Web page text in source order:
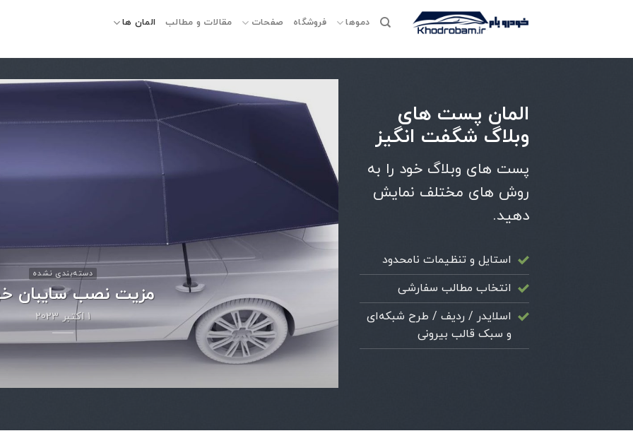
دموها فروشگاه صفحات مقالات و مطالب المان ها
المان پست های
وبلاگ شگفت انگیز
پست های وبلاگ خود را به
روش های مختلف نمایش
دهید.
استایل و تنظیمات نامحدود
انتخاب مطالب سفارشی
اسلایدر / ردیف / طرح شبکه‌ای
و سبک قالب بیرونی
دسته‌بندی نشده
مزیت نصب سایبان
1 اکتبر 2023